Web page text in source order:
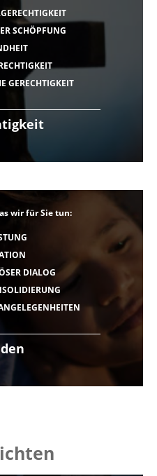
SCHÖPFUNG
GERECHTIGKEIT
wir für Sie tun:
DIALOG